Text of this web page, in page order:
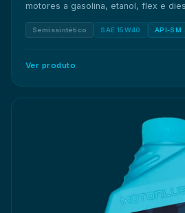
motores a gasolina, etanol, flex e
Semissintético SAE 15W40 API-SM
Ver produto